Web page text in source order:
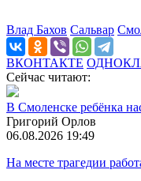
Влад Бахов Сальвар
ВКОНТАКТЕ
Сейчас читают:
В Смоленске ребёнка
Григорий Орлов
06.08.2026 19:49
На месте трагедии